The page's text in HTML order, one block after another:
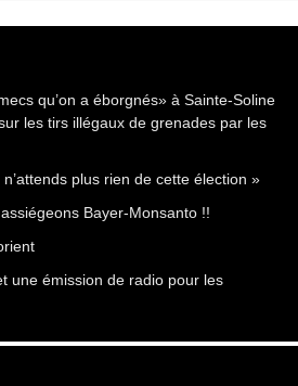
qu’on a éborgnés» à Sainte-Soline
les tirs illégaux de grenades par les
plus rien de cette élection »
Bayer-Monsanto !!
une émission de radio pour les